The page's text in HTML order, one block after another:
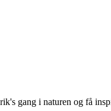
gang i naturen og få